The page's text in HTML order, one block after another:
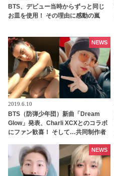
BTS、デビュー当時からずっと同じ
お皿を使用！ その理由に感動の嵐
2019.6.10
BTS（防弾少年団）新曲「Dream
Glow」発表、Charli XCXとのコラボ
にファン歓喜！ そして…共同制作者
そして彼の絶望から生まれた歌」
NEWS
NEWS